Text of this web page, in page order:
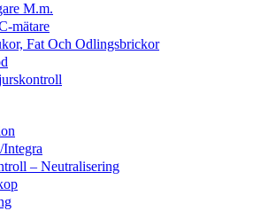
M.m.
mätare
Fat Och Odlingsbrickor
– Neutralisering